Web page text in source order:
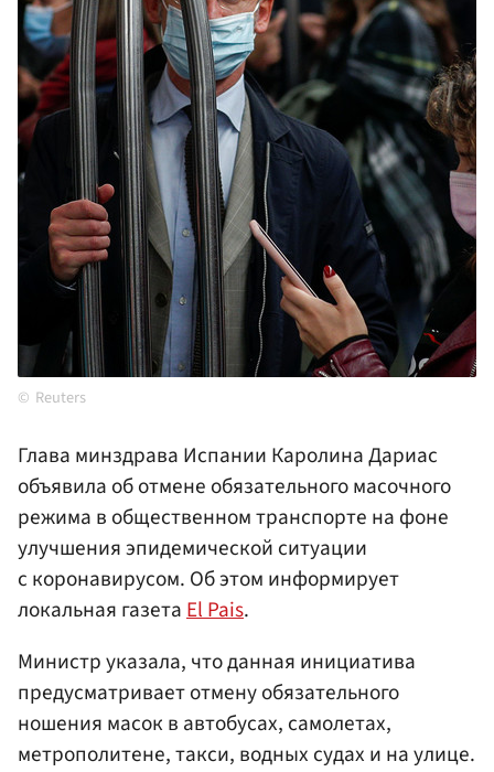
Reuters
Глава минздрава Испании Каролина Дариас
объявила об отмене обязательного масочного
режима в общественном транспорте на фоне
улучшения эпидемической ситуации
с коронавирусом. Об этом информирует
локальная газетаEl Pais.
Министр указала, что данная инициатива
предусматривает отмену обязательного
ношения масок в автобусах, самолетах,
метрополитене, такси, водных судах и на улице.